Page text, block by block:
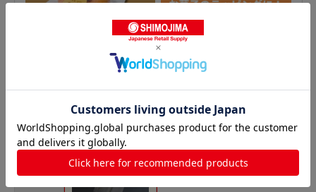
パートコート袋 平袋の人気商品との比較